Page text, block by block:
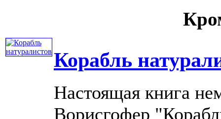
Корабль
Настоящая книга
Ворисгофер